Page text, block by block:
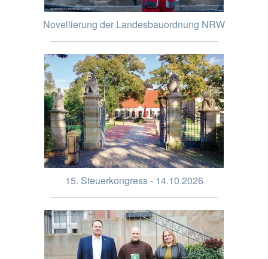
Novellierung der Landesbauordnung NRW
15. Steuerkongress - 14.10.2026